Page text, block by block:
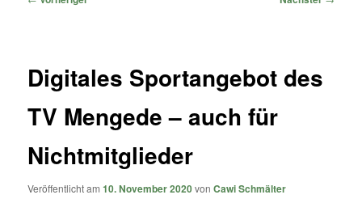
Digitales Sportangebot des
TV Mengede – auch für
Nichtmitglieder
Veröffentlicht am10. November 2020vonCawi Schmälter